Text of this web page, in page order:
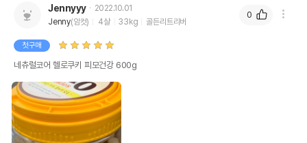
Jennyyy
2022.10.01
Jenny(암컷) 4살 33kg 골든리트리버
첫구매
네츄럴코어 헬로쿠키 피모건강 600g
0